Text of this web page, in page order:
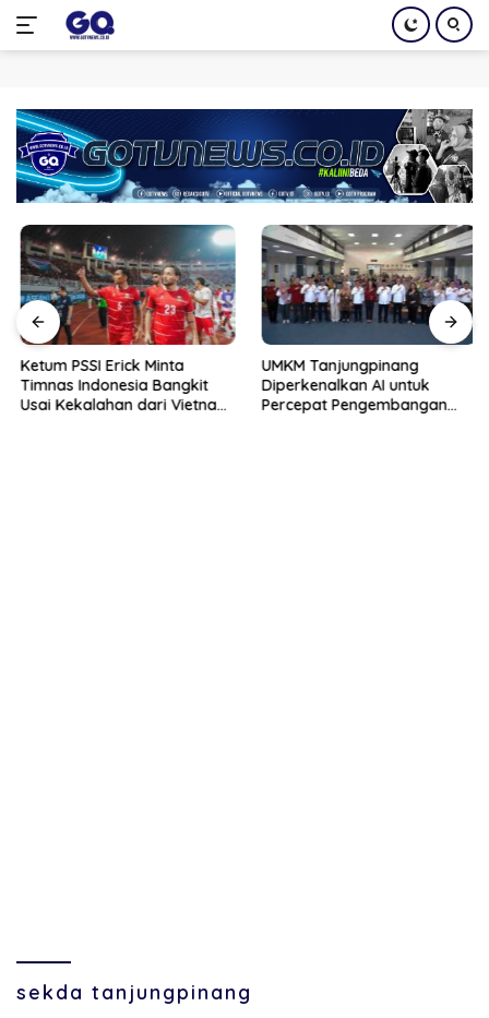
konten
Ketum PSSI Erick Minta
Timnas Indonesia Bangkit
Usai Kekalahan dari Vietnam
UMKM Tanjungpinang
Diperkenalkan AI untuk
Percepat Pengembangan
sekda tanjungpinang